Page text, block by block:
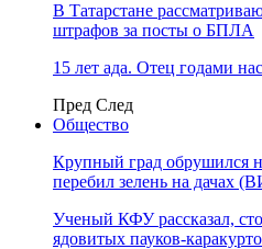
В Татарстане
штрафов за посты о БПЛА
15 лет ада. Отец годами
Пред След
Общество
Крупный град обрушился
перебил зелень на дачах
Ученый КФУ рассказал,
ядовитых пауков-